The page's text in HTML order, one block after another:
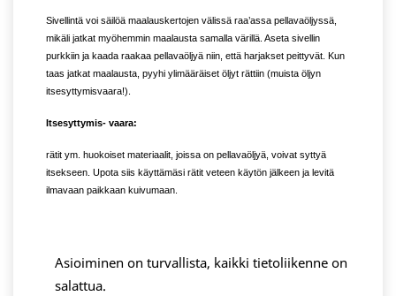
Sivellintä voi säilöä maalauskertojen välissä raa’assa pellavaöljyssä,
mikäli jatkat myöhemmin maalausta samalla värillä. Aseta sivellin
purkkiin ja kaada raakaa pellavaöljyä niin, että harjakset peittyvät. Kun
taas jatkat maalausta, pyyhi ylimääräiset öljyt rättiin (muista öljyn
itsesyttymisvaara!).
Itsesyttymis- vaara:
rätit ym. huokoiset materiaalit, joissa on pellavaöljyä, voivat syttyä
itsekseen. Upota siis käyttämäsi rätit veteen käytön jälkeen ja levitä
ilmavaan paikkaan kuivumaan.
Asioiminen on turvallista, kaikki tietoliikenne on
salattua.